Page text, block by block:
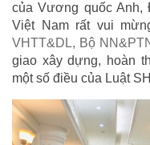
của Vương quốc
Việt Nam rất vui
VHTT&DL, Bộ
giao xây dựng, hoàn
một số điều của Luật